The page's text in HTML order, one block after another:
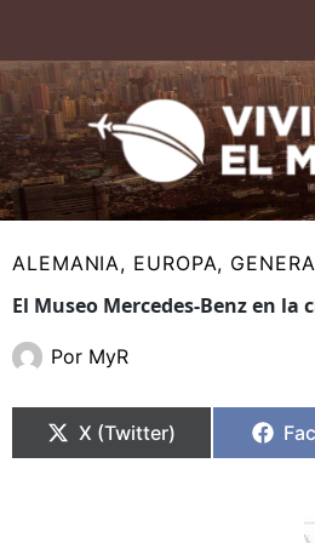
contenido
ALEMANIA, EUROPA,
El Museo Mercedes-Benz en
Por MyR
en
X (Twitter)
en
en
en